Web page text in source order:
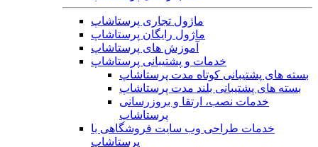
ماژول تجاری پرستاشاپ
ماژول رایگان پرستاشاپ
آموزش های پرستاشاپ
خدمات و پشتیبانی پرستاشاپ
بسته های پشتیبانی کوتاه مدت پرستاشاپ
بسته های پشتیبانی بلند مدت پرستاشاپ
خدمات نصب، ارتقا و بروزرسانی
پرستاشاپ
خدمات طراحی وب سایت فروشگاهی با
پرستاشاپ